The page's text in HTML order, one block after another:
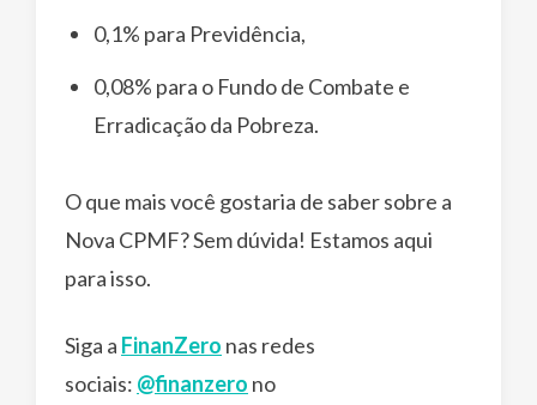
0,1% para Previdência,
0,08% para o Fundo de Combate e
Erradicação da Pobreza.
O que mais você gostaria de saber sobre a
Nova CPMF? Sem dúvida! Estamos aqui
para isso.
Siga a FinanZero nas redes
sociais: @finanzero no